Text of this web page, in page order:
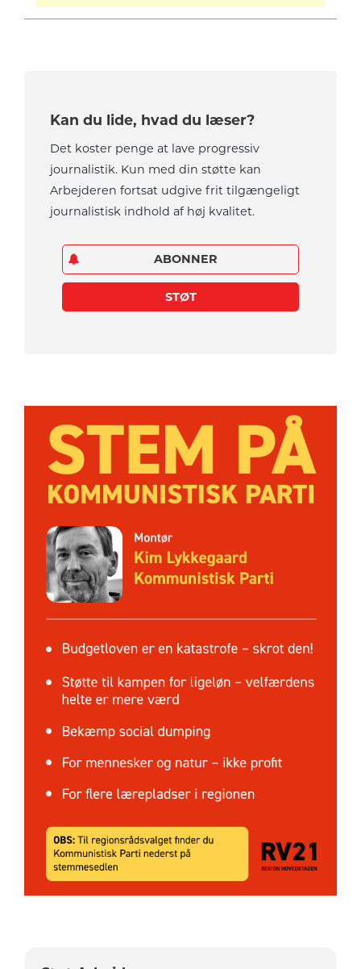
Kan du lide, hvad du læser?
Det koster penge at lave progressiv
journalistik. Kun med din støtte kan
Arbejderen fortsat udgive frit tilgængeligt
journalistisk indhold af høj kvalitet.
ABONNER
STØT